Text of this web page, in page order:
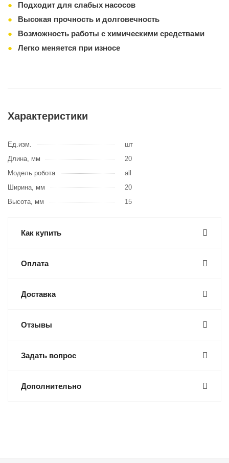
Подходит для слабых насосов
Высокая прочность и долговечность
Возможность работы с химическими средствами
Легко меняется при износе
Характеристики
Ед.изм.
шт
Длина, мм
20
Модель робота
all
Ширина, мм
20
Высота, мм
15
Как купить
Оплата
Доставка
Отзывы
Задать вопрос
Дополнительно